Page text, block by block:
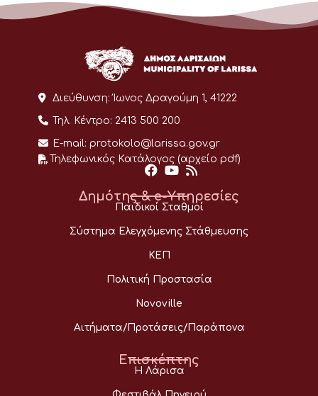
Διεύθυνση: Ίωνος Δραγούμη 1, 41222
Τηλ. Κέντρο: 2413 500 200
E-mail: protokolo@larissa.gov.gr
Τηλεφωνικός Κατάλογος (αρχείο pdf)
Δημότης & e-Υπηρεσίες
Παιδικοί Σταθμοί
Σύστημα Ελεγχόμενης Στάθμευσης
ΚΕΠ
Πολιτική Προστασία
Novoville
Αιτήματα/Προτάσεις/Παράπονα
Επισκέπτης
Η Λάρισα